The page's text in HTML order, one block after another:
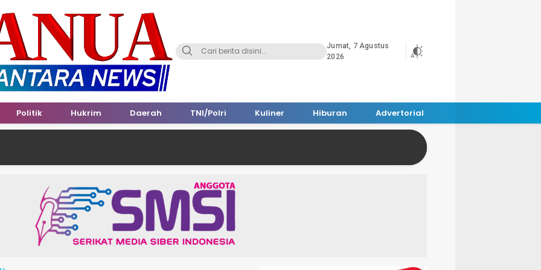
Jumat, 7 Agustus
2026
Politik Hukrim Daerah TNI/Polri Kuliner Hiburan Advertorial